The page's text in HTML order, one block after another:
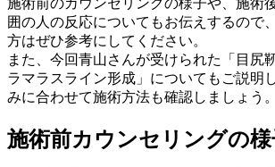
囲の人の反応についてもお伝えするので
方はぜひ参考にしてください。
また、今回青山さんが受けられた「目尻
ラマラスライン形成」についてもご説明
みに合わせて施術方法も確認しましょう。
施術前カウンセリングの